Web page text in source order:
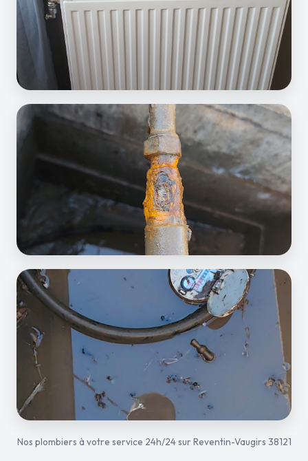
Nos plombiers à votre service 24h/24 sur Reventin-Vaugirs 38121